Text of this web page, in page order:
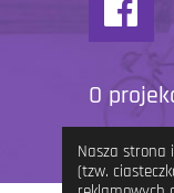
O
Nasza strona
(tzw.